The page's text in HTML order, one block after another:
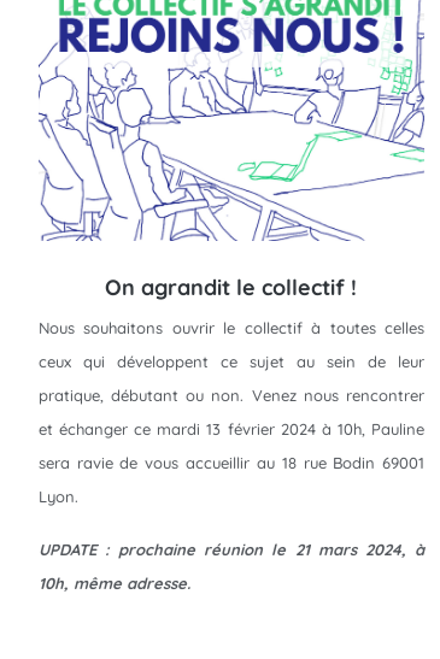
On agrandit le collectif !
Nous souhaitons ouvrir le collectif à toutes celles
ceux qui développent ce sujet au sein de leur
pratique, débutant ou non. Venez nous rencontrer
et échanger ce mardi 13 février 2024 à 10h, Pauline
sera ravie de vous accueillir au 18 rue Bodin 69001
Lyon.
UPDATE : prochaine réunion le 21 mars 2024, à
10h, même adresse.